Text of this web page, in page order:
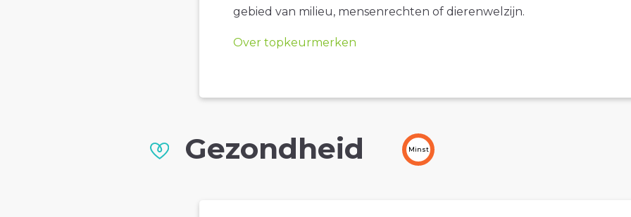
gebied van milieu, mensenrechten of dierenwelzijn.
Over topkeurmerken
Gezondheid Minst